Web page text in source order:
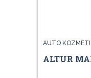
AUTO
ALTUR